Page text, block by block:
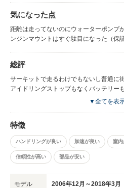
気になった点
距離は走ってないのにウォーターポンプ
ンジンマウントはすぐ駄目になった（保
総評
サーキットで走るわけでもないし普通に
アイドリングストップもなくバッテリ
イル交換さえすれば長く乗れるいい車だ
▼全てを表
特徴
ハンドリングが良い 加速が良い 室内
信頼性が高い 部品が安い
モデル 2006年12月～2018年3月